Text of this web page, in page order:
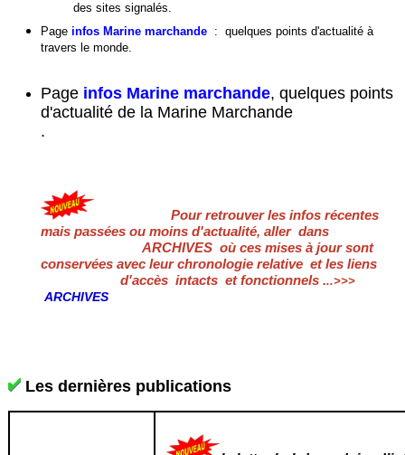
des sites signalés.
Pageinfos Marine marchande :quelques points d'actualité à
travers le monde.
Page infos Marine marchande, quelques points
d'actualité de la Marine Marchande
.
Pour retrouver les infos récentes
mais passées ou moins d'actualité, aller dans
ARCHIVES où ces mises à jour sont
conservées avec leur chronologie relative et les liens
d'accès intacts et fonctionnels ...>>>
ARCHIVES
Les dernières publications